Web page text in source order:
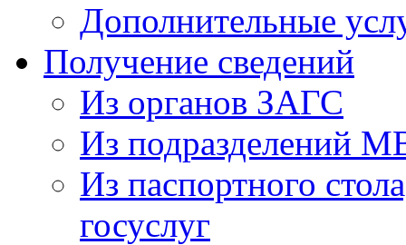
Дополнительные
Получение сведений
Из органов ЗАГС
Из подразделений
Из паспортного
госуслуг